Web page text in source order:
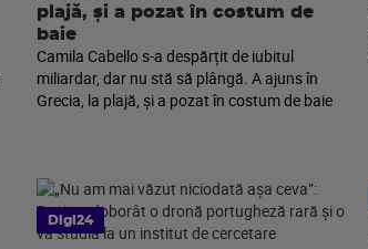
plajă, și a pozat în costum de
baie
Camila Cabello s-a despărțit de iubitul
miliardar, dar nu stă să plângă. A ajuns în
Grecia, la plajă, și a pozat în costum de baie
Digi24